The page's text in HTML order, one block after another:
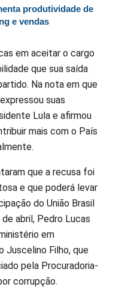
produtividade de
e vendas
em aceitar o cargo
que sua saída
Na nota em que
suas
Lula e afirmou
mais com o País
que a recusa foi
e que poderá levar
do União Brasil
abril, Pedro Lucas
em
Juscelino Filho, que
pela Procuradoria-
corrupção.